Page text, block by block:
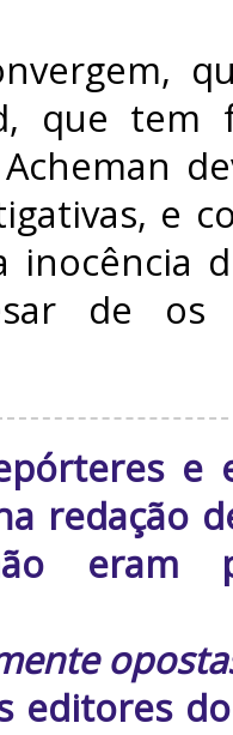
que tem
e
de os
e
redação
eram
editores